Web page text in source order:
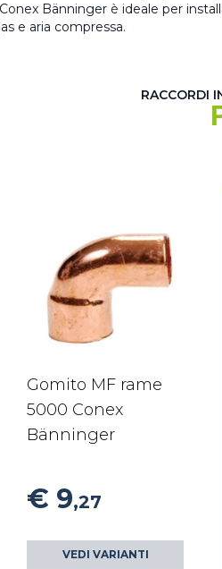
Bänninger è ideale per
e aria compressa.
RACCORDI
Gomito MF rame
5000 Conex
Bänninger
€ 9,27
VEDI VARIANTI